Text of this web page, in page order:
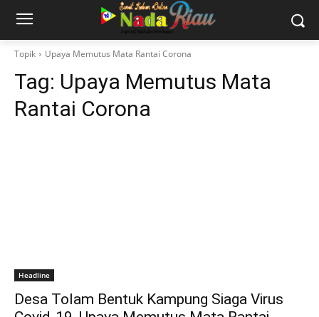
Topik Upaya Memutus Mata Rantai Corona
Tag: Upaya Memutus Mata
Rantai Corona
Headline
Desa Tolam Bentuk Kampung Siaga Virus